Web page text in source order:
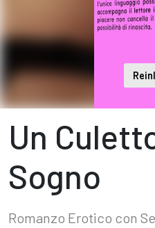
Un
Sogno
Romanzo Erotico con